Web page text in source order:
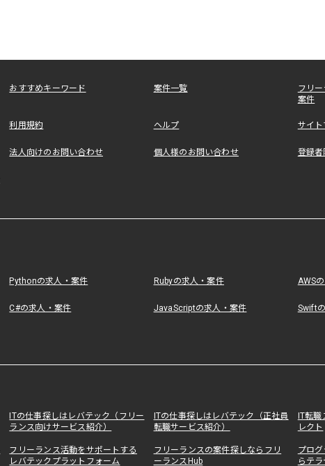
おすすめキーワード 案件一覧
フリ
案件
利用規約 ヘルプ サイ
法人向けのお問い合わせ 個人様のお問い合わせ 登録者
Pythonの求人・案件 Rubyの求人・案件 AWS
C#の求人・案件 JavaScriptの求人・案件 Swift
ITの仕事探しはレバテック（フリー
ランス向けサービス紹介）
ITの仕事探しはレバテック（正社員
転職サービス紹介）
IT転
レクト
フリーランス活動をサポートする
レバテックプラットフォーム
フリーランスの案件探しならフリ
ーランスHub
プロ
らテ